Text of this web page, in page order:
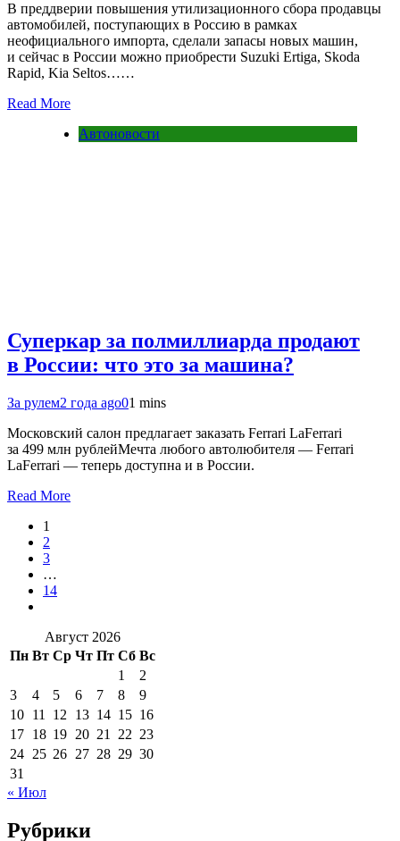
В преддверии повышения утилизационного сбора продавцы
автомобилей, поступающих в Россию в рамках
неофициального импорта, сделали запасы новых машин,
и сейчас в России можно приобрести Suzuki Ertiga, Skoda
Rapid, Kia Seltos……
Read More
Автоновости
Суперкар за полмиллиарда продают
в России: что это за машина?
За рулем2 года ago01 mins
Московский салон предлагает заказать Ferrari LaFerrari
за 499 млн рублейМечта любого автолюбителя — Ferrari
LaFerrari — теперь доступна и в России.
Read More
1
2
3
…
14
Август 2026
Пн Вт Ср Чт Пт Сб Вс
1
2
3
4 5 6 7 8
9
10 11 12 13 14 15 16
17 18 19 20 21 22 23
24 25 26 27 28 29 30
31
« Июл
Рубрики